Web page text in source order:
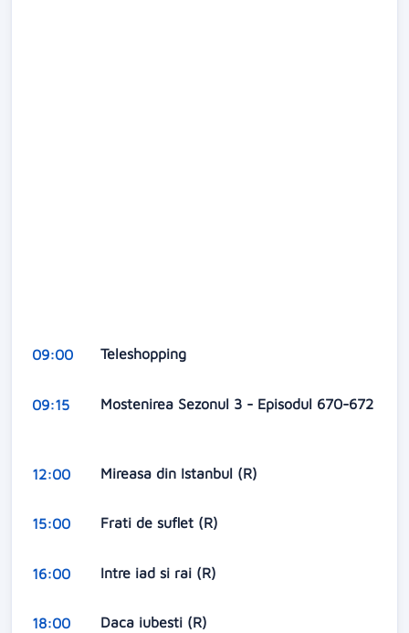
09:00 Teleshopping
09:15 Mostenirea Sezonul 3 - Episodul 670-672
12:00 Mireasa din Istanbul (R)
15:00 Frati de suflet (R)
16:00 Intre iad si rai (R)
18:00 Daca iubesti (R)